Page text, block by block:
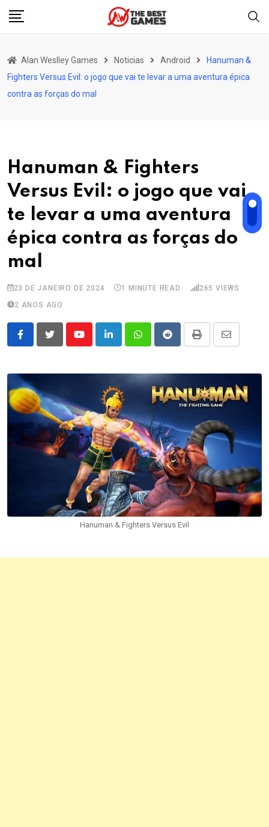
Skip
Alan Weslley Games Noticias Android
Hanuman &
Fighters Versus Evil: o jogo que vai te levar a uma aventura épica
contra as forças do mal
Hanuman & Fighters
Versus Evil: o jogo que vai
te levar a uma aventura
épica contra as forças do
mal
23 DE JANEIRO DE 2024 1 MINUTE READ 265 VIEWS
2 ANOS AGO
YoutubeLinkedInWhatsappRedditPrint
Share
Email
Hanuman & Fighters Versus Evil